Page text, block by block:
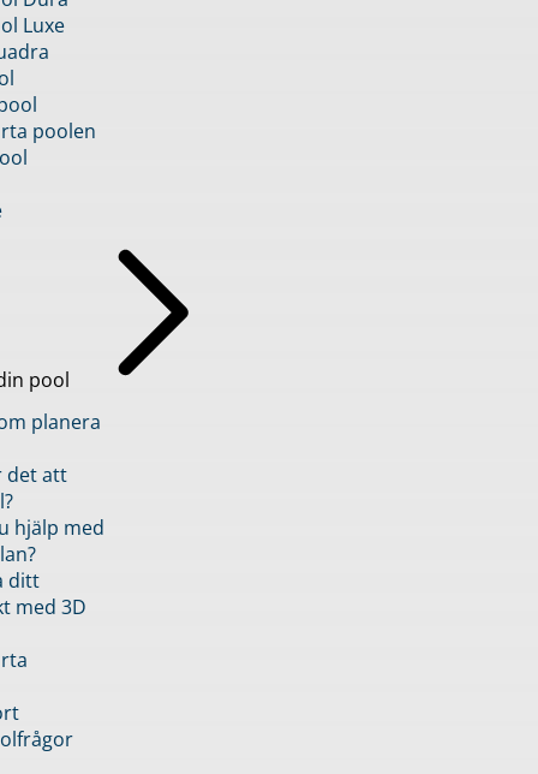
Luxe
poolen
pool
planera
det att
hjälp med
ditt
med 3D